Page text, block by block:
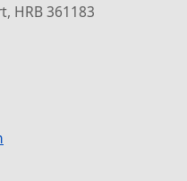
HRB 361183